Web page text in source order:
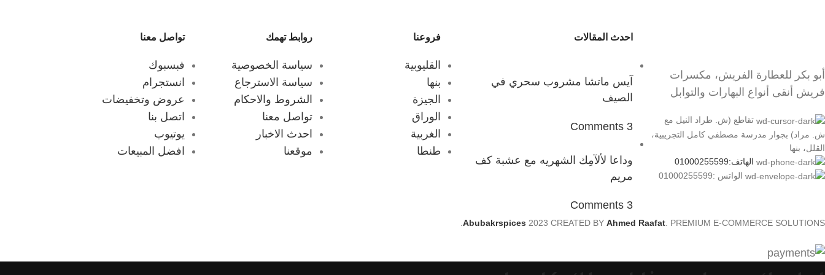
أبو بكر للعطارة الفريش، مكسرات
فريش أنقى أنواع البهارات والتوابل
تقاطع (ش. طراد النيل مع
ش. مراد) بجوار مدرسة مصطفي كامل التجريبية،
الڤلل، بنها
الهاتف:01000255599
الواتس :01000255599
احدث المقالات
آيس ماتشا مشروب سحري في
الصيف
3 Comments
وداعا لألآمِك الشهريه مع عشبة كف
مريم
3 Comments
فروعنا
القليوبية
بنها
الجيزة
الوراق
الغربية
طنطا
روابط تهمك
سياسة الخصوصية
سياسة الاسترجاع
الشروط والاحكام
تواصل معنا
احدث الاخبار
موقعنا
تواصل معنا
فبسبوك
انستجرام
عروض وتخفيضات
اتصل بنا
يوتيوب
افضل المبيعات
Abubakrspices 2023 CREATED BY Ahmed Raafat. PREMIUM E-COMMERCE SOLUTIONS.